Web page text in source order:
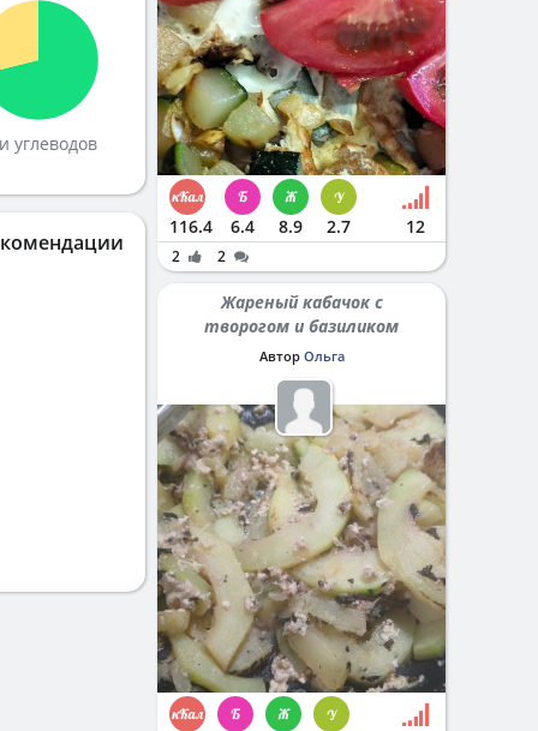
углеводов
116.4 6.4 8.9 2.7 12
2 2
Жареный кабачок с
творогом и базиликом
Автор Ольга